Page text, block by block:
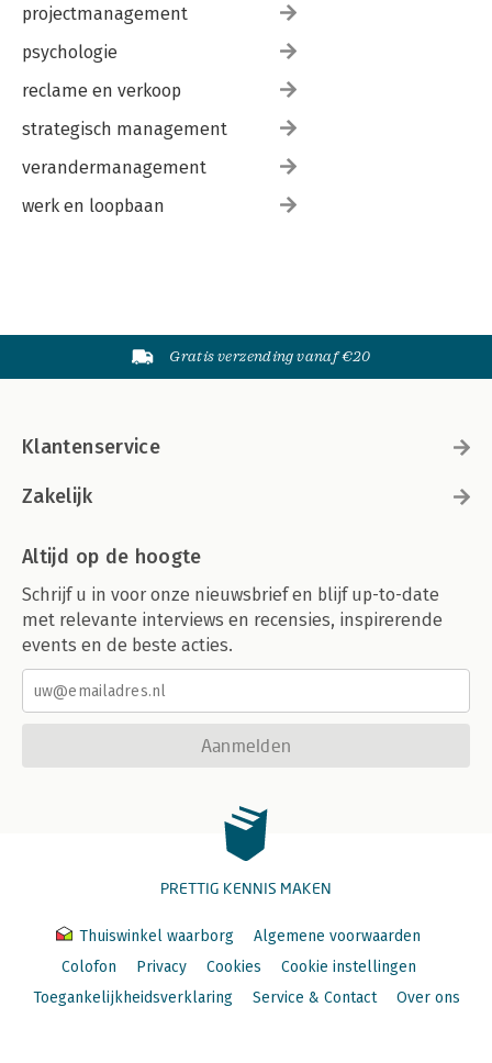
projectmanagement
psychologie
reclame en verkoop
strategisch management
verandermanagement
werk en loopbaan
Gratis verzending vanaf €20
Klantenservice
Zakelijk
Altijd op de hoogte
Schrijf u in voor onze nieuwsbrief en blijf up-to-date
met relevante interviews en recensies, inspirerende
events en de beste acties.
Aanmelden
PRETTIG KENNIS MAKEN
Thuiswinkel waarborg
Algemene voorwaarden
Colofon
Privacy Cookies
Cookie instellingen
Toegankelijkheidsverklaring
Service & Contact Over ons